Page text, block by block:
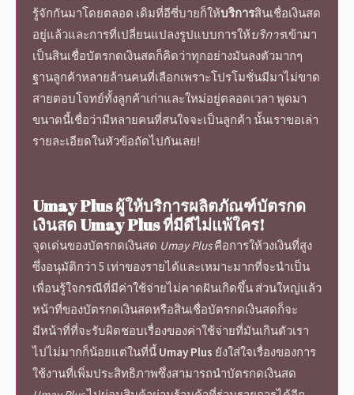
รู้จักกันมาโดยตลอด เดิมที่อีซี่บายก็ให้บริการสินเชื่อเงินสด
อยู่แล้วและการที่เปลี่ยนแปลงรูปแบบการให้บริการเข้ามา
เป็นสินเชื่อบัตรกดเงินสดก็คิดว่าทุกอย่างมันลงตัวมากๆ
ฐานลูกค้าหลายล้านคนที่เลือกเพราะโปรโมชั่นมีมาไม่ขาด
สายตอบโจทย์ทั้งลูกค้าเก่าและใหม่อยู่ตลอดเวลา พูดมา
ขนาดนี้เชื่อว่ามีหลายคนที่สนใจจะเป็นลูกค้า นั้นเราขอเล่า
รายละเอียดในหัวข้อถัดไปกันเลย!
Umay Plusผู้ให้บริการผลิตภัณฑ์บัตรกด
เงินสด Umay Plusที่มีดีไม่แพ้ใคร!
จุดเด่นของบัตรกดเงินสด Umay Plusคือการให้วงเงินที่สูง
ซึ่งอนุมัติกว่า 5 เท่าของรายได้และเหมาะมากที่จะนำเป็น
เพื่อนรู้ใจกรณีที่มีค่าใช้จ่ายไม่คาดฝันเกิดขึ้น ส่วนใหญ่แล้ว
หน้าที่ของบัตรกดเงินสดหรือสินเชื่อบัตรกดเงินสดก็จะ
มีหน้าที่ที่จะรับผิดชอบเรื่องของค่าใช้จ่ายที่มันเกินตัวเรา
ไปไม่มากก็น้อยแต่ในที่นี้ Umay Plus ยังใส่ใจเรื่องของการ
ใช้งานที่เพิ่มประสิทธิภาพซึ่งสามารถนำบัตรกดเงินสด